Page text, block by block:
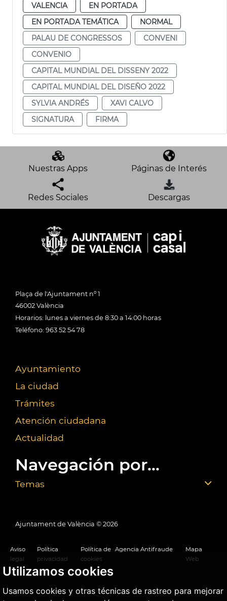
Utilizamos cookies
Usamos cookies y otras técnicas de rastreo para mejorar
VALENCIA
EN PORTADA
EN PORTADA TEMÁTICA
NORMAL
PALAU DE CONGRESSOS
CONVENI
CONVENIO
CAPITAL MUNDIAL DEL DISSENY 2022
CAPITAL MUNDIAL DEL DISEÑO 2022
SYLVIA ANDRÉS
XAVI CALVO
SIGNATURA
FIRMA
Nuestras Apps Páginas de Interés
Redes Sociales Descargas
Plaça de l'Ajuntament nº 1
46002 València
Horarios: lunes a viernes de 8:30 a 14:00 horas
Teléfono: 963 52 54 78
Ayuntamiento
La ciudad
Trámites
Atención ciudadana
Actualidad
Navegación por...
Temas
Ajuntament de València © 2026
Aviso
legal
Política
privacidad
Política de
cookies
Agencia Antifraude
Mapa
Web